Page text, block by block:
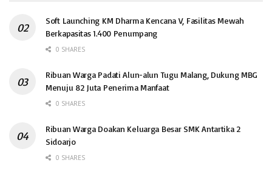
Soft Launching KM Dharma Kencana V, Fasilitas Mewah
Berkapasitas 1.400 Penumpang
0 SHARES
Ribuan Warga Padati Alun-alun Tugu Malang, Dukung MBG
Menuju 82 Juta Penerima Manfaat
0 SHARES
Ribuan Warga Doakan Keluarga Besar SMK Antartika 2
Sidoarjo
0 SHARES